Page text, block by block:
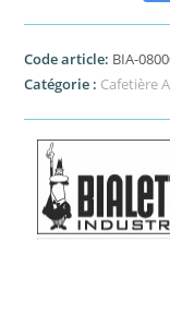
Code article: BIA-
Catégorie : Cafetière